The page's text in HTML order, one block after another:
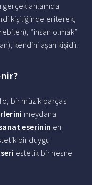
gerçek anlamda
kişiliğinde eriterek,
“insan olmak”
kendini aşan kişidir.
bir müzik parçası
meydana
eserinin en
bir duygu
estetik bir nesne